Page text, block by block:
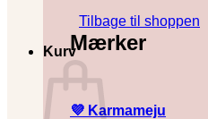
Tilbage til shoppen
KurvMærker
💜 Karmameju